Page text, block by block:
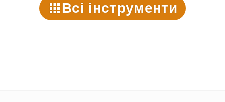
Всі інструменти